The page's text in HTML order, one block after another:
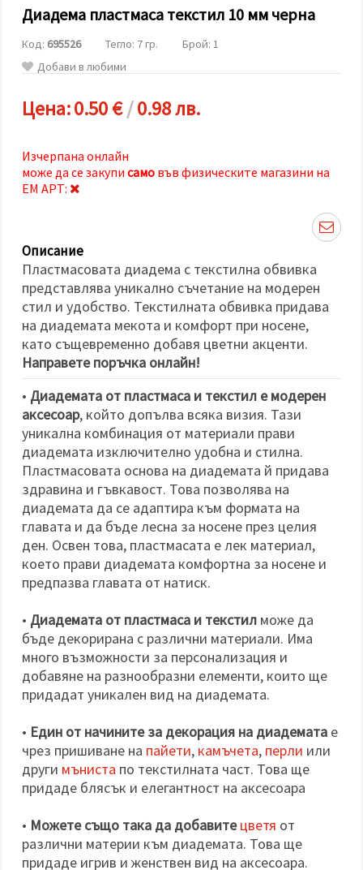
за анализ
използваме
всички
натиснеш
"Приеми
всички!"
"Настройки",
като
избереш
дадения
"бисквитки"
и кликнеш
бутона
"Запази"
Приеми
всички
Настройки
на
бисквитките
Диадема пластмаса текстил 10 мм черна
Код: 695526 Тегло: 7 гр.
Брой: 1
Добави в любими
Цена:0.50 €/0.98 лв.
Изчерпана онлайн
може да се закупи само във физическите магазини на
ЕМ АРТ:
Описание
Пластмасовата диадема с текстилна обвивка
представлява уникално съчетание на модерен
стил и удобство. Текстилната обвивка придава
на диадемата мекота и комфорт при носене,
като същевременно добавя цветни акценти.
Направете поръчка онлайн!
• Диадемата от пластмаса и текстил е модерен
аксесоар, който допълва всяка визия. Тази
уникална комбинация от материали прави
диадемата изключително удобна и стилна.
Пластмасовата основа на диадемата й придава
здравина и гъвкавост. Това позволява на
диадемата да се адаптира към формата на
главата и да бъде лесна за носене през целия
ден. Освен това, пластмасата е лек материал,
което прави диадемата комфортна за носене и
предпазва главата от натиск.
• Диадемата от пластмаса и текстил може да
бъде декорирана с различни материали. Има
много възможности за персонализация и
добавяне на разнообразни елементи, които ще
придадат уникален вид на диадемата.
• Един от начините за декорация на диадемата е
чрез пришиване на пайети, камъчета, перли или
други мъниста по текстилната част. Това ще
придаде блясък и елегантност на аксесоара
• Можете също така да добавите цветя от
различни материи към диадемата. Това ще
придаде игрив и женствен вид на аксесоара.